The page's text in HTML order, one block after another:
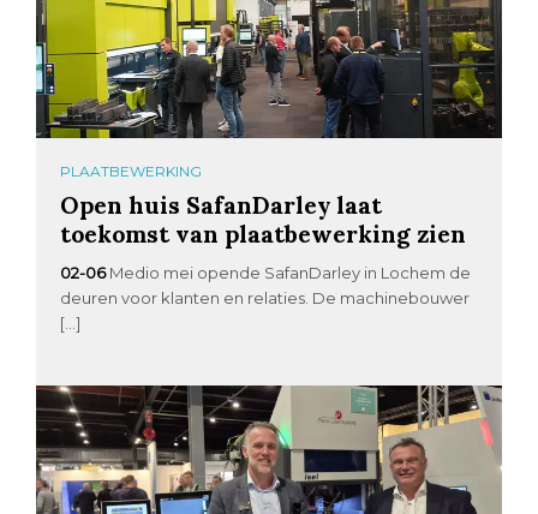
PLAATBEWERKING
Open huis SafanDarley laat
toekomst van plaatbewerking zien
02-06 Medio mei opende SafanDarley in Lochem de
deuren voor klanten en relaties. De machinebouwer
[…]